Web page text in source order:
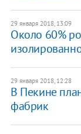
29 января 2018, 13:09
Около 60%
29 января 2018, 12:28
В Пекине
фабрик